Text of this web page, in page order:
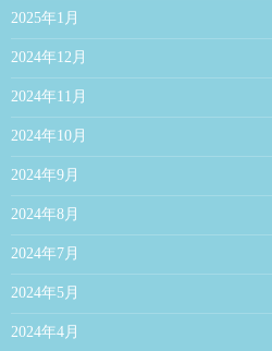
2025年1月
2024年12月
2024年11月
2024年10月
2024年9月
2024年8月
2024年7月
2024年5月
2024年4月